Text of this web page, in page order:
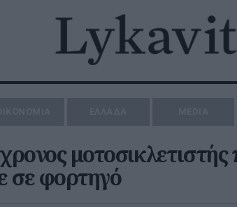
σε φορτηγό